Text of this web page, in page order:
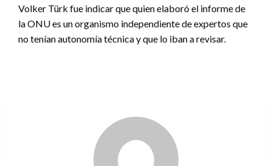
Volker Türk fue indicar que quien elaboró el informe de
la ONU es un organismo independiente de expertos que
no tenían autonomía técnica y que lo iban a revisar.